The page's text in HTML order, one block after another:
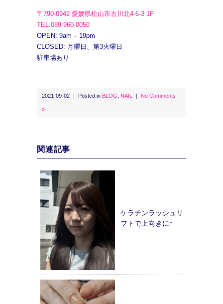
〒790-0942 愛媛県松山市古川北4-6-3 1F
TEL.089-960-0050
OPEN: 9am – 19pm
CLOSED: 月曜日、第3火曜日
駐車場あり
2021-09-02 ｜ Posted in BLOG NAIL ｜ No Comments
»
関連記事
ケラチンラッシュリ
フトで上向きに↑